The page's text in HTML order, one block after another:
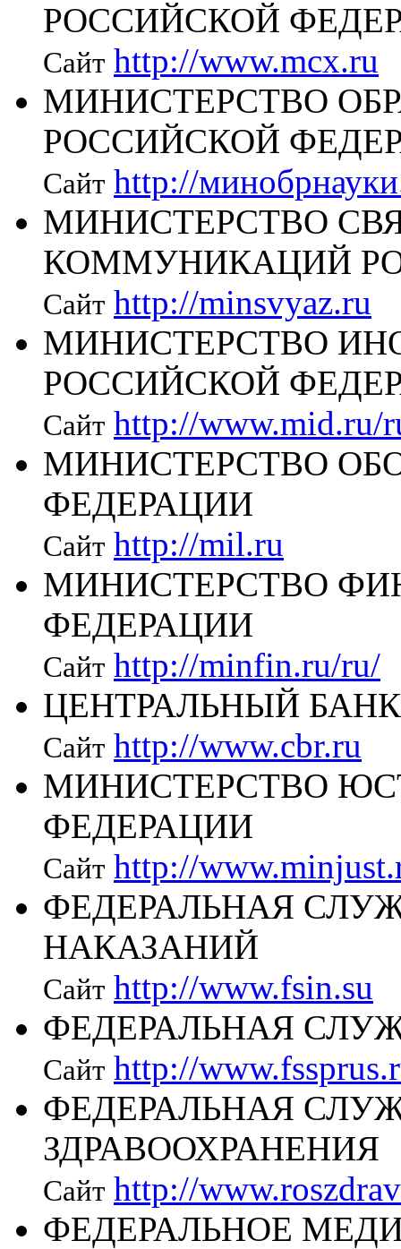
РОССИЙСКОЙ
Сайт http://www.mcx.ru
МИНИСТЕРСТВО
РОССИЙСКОЙ
Сайт http://
МИНИСТЕРСТВО
КОММУНИКАЦИЙ
Сайт http://minsvyaz.ru
МИНИСТЕРСТВО
РОССИЙСКОЙ
Сайт http://www.mid.ru/
МИНИСТЕРСТВО
ФЕДЕРАЦИИ
Сайт http://mil.ru
МИНИСТЕРСТВО
ФЕДЕРАЦИИ
Сайт http://minfin.ru/ru/
ЦЕНТРАЛЬНЫЙ
Сайт http://www.cbr.ru
МИНИСТЕРСТВО
ФЕДЕРАЦИИ
Сайт http://
ФЕДЕРАЛЬНАЯ
НАКАЗАНИЙ
Сайт http://www.fsin.su
ФЕДЕРАЛЬНАЯ
Сайт http://
ФЕДЕРАЛЬНАЯ
ЗДРАВООХРАНЕНИЯ
Сайт http://
ФЕДЕРАЛЬНОЕ